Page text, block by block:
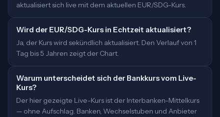
aktualisiert sich live mit dem aktuellen EUR/SDG-Kurs.
Wird der EUR/SDG-Kurs in Echtzeit aktualisiert?
Ja, der Kurs wird sekündlich aktualisiert. Den Verlauf von 1
Tag bis 5 Jahren zeigt der Chart.
Warum unterscheidet sich der Bankkurs vom Live-
Kurs?
Der hier gezeigte Live-Kurs ist der Interbanken-Mittelkurs
— ohne Aufschlag. Banken, Wechselstuben und Anbieter